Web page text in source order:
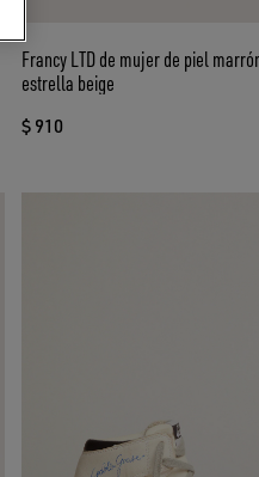
Francy LTD de mujer de piel
estrella beige
$ 910